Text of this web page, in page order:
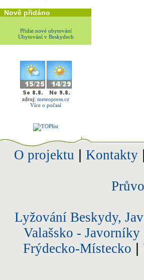
Nově přidáno
Přidat nové ubytování
Ubytování v Beskydech
zdroj: meteopress.cz
Více o počasí
O projektu Kontakty|
Lyžování Beskydy,
Valašsko -
Frýdecko-Místecko